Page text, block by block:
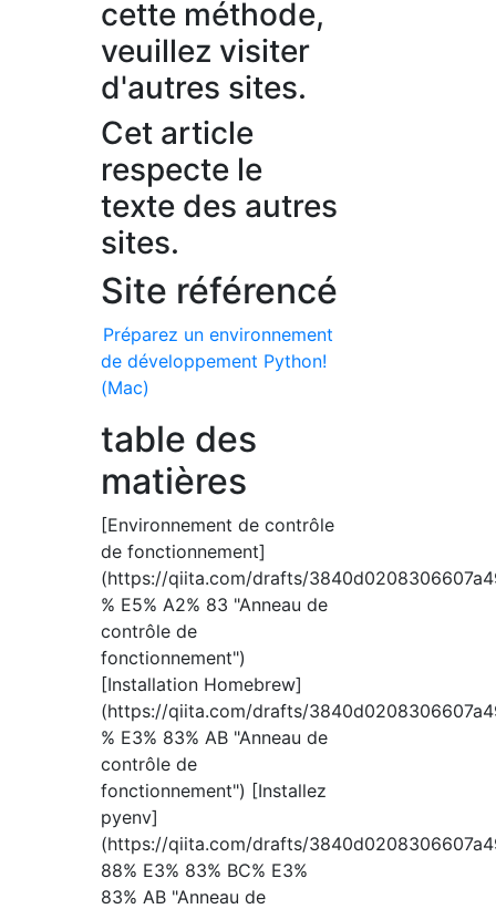
cette méthode,
veuillez visiter
d'autres sites.
Cet article
respecte le
texte des autres
sites.
Site référencé
Préparez un environnement
de développement Python!
(Mac)
table des
matières
[Environnement de contrôle
de fonctionnement]
(https://qiita.com/drafts/
% E5% A2% 83 "Anneau de
contrôle de
fonctionnement")
[Installation Homebrew]
(https://qiita.com/drafts/
% E3% 83% AB "Anneau de
contrôle de
fonctionnement") [Installez
pyenv]
(https://qiita.com/drafts/
88% E3% 83% BC% E3%
83% AB "Anneau de